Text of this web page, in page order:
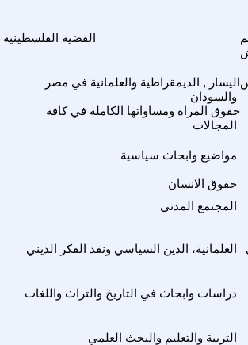
القضية الفلسطينية
اليسار , الديمقراطية والعلمانية في مصر
والسودان
حقوق المراة ومساواتها الكاملة في كافة
المجالات
مواضيع وابحاث سياسية
حقوق الانسان
المجتمع المدني
العلمانية، الدين السياسي ونقد الفكر الديني
دراسات وابحاث في التاريخ والتراث واللغات
التربية والتعليم والبحث العلمي